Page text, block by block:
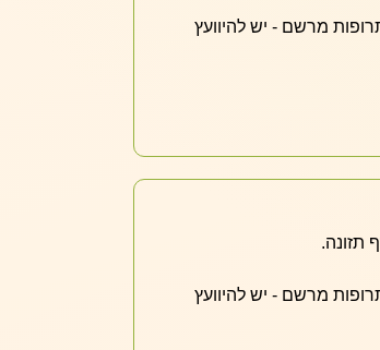
מרשם - יש להיוועץ
תזונה.
מרשם - יש להיוועץ